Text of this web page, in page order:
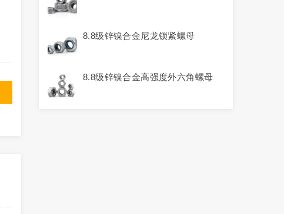
8.8级锌镍合金尼龙锁紧螺母
8.8级锌镍合金高强度外六角螺母